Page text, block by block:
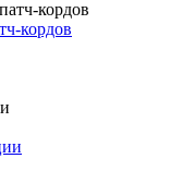
кордов